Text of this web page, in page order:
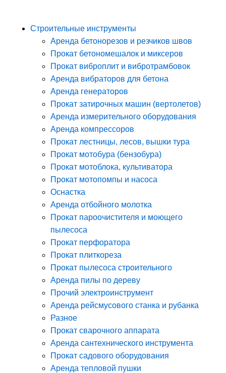
Строительные инструменты
Аренда бетонорезов и резчиков швов
Прокат бетономешалок и миксеров
Прокат виброплит и вибротрамбовок
Аренда вибраторов для бетона
Аренда генераторов
Прокат затирочных машин (вертолетов)
Аренда измерительного оборудования
Аренда компрессоров
Прокат лестницы, лесов, вышки тура
Прокат мотобура (бензобура)
Прокат мотоблока, культиватора
Прокат мотопомпы и насоса
Оснастка
Аренда отбойного молотка
Прокат пароочистителя и моющего
пылесоса
Прокат перфоратора
Прокат плиткореза
Прокат пылесоса строительного
Аренда пилы по дереву
Прочий электроинструмент
Аренда рейсмусового станка и рубанка
Разное
Прокат сварочного аппарата
Аренда сантехнического инструмента
Прокат садового оборудования
Аренда тепловой пушки